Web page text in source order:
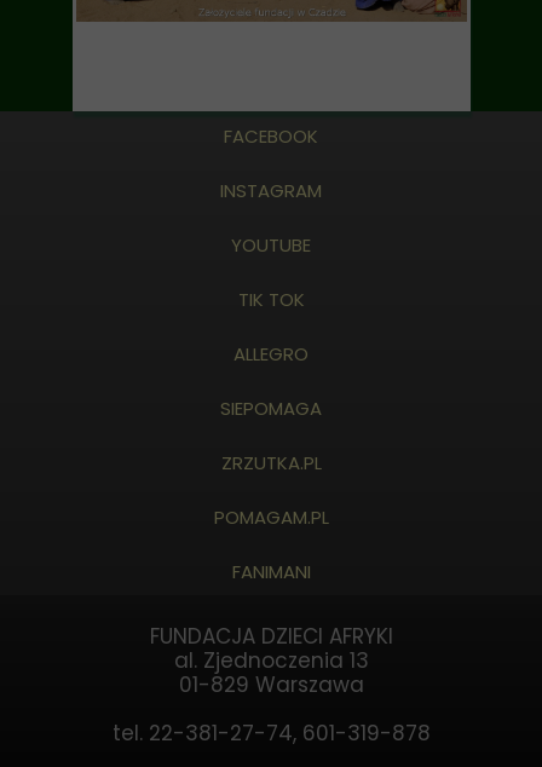
FACEBOOK
INSTAGRAM
YOUTUBE
TIK TOK
ALLEGRO
SIEPOMAGA
ZRZUTKA.PL
POMAGAM.PL
FANIMANI
FUNDACJA DZIECI AFRYKI
al. Zjednoczenia 13
01-829 Warszawa
tel. 22-381-27-74, 601-319-878